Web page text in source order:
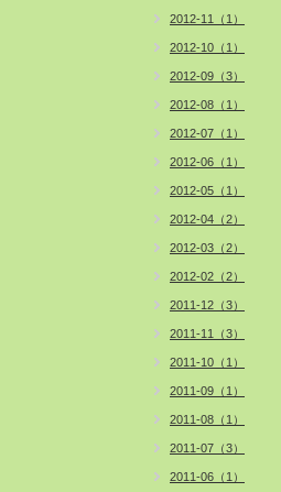
2012-11（1）
2012-10（1）
2012-09（3）
2012-08（1）
2012-07（1）
2012-06（1）
2012-05（1）
2012-04（2）
2012-03（2）
2012-02（2）
2011-12（3）
2011-11（3）
2011-10（1）
2011-09（1）
2011-08（1）
2011-07（3）
2011-06（1）